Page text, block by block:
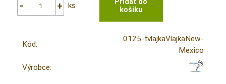
ks
Kód:
0125-tvlajkaVlajkaNew-
Mexico
Výrobce: